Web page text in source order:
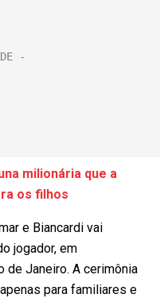
milionária que a
os filhos
e Biancardi vai
jogador, em
de Janeiro. A cerimônia
para familiares e